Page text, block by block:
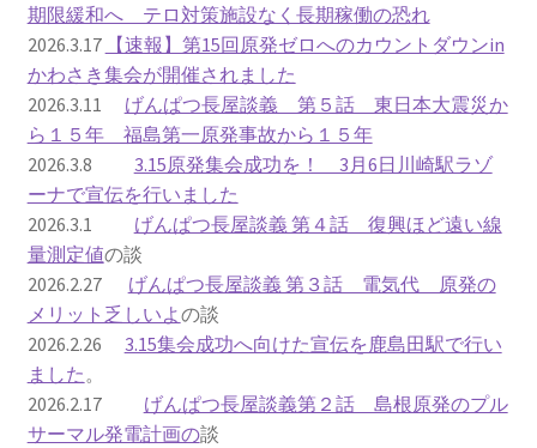
ギャラリー_2025.3.23
ギャラリー_2026.3.15
原発ゼロと未来
原発動向
原発 日誌
2022.7.15東電・株主訴訟 経営陣に13兆円賠償命令
2022.8.1 福島第一原発 汚染配管撤去 失敗続きで計画
断念
期限緩和へ テロ対策施設なく長期稼働の恐れ
2026.3.17
【速報】第15回原発ゼロへのカウントダウンin
かわさき集会が開催されました
2026.3.11 げんぱつ長屋談義 第５話 東日本大震災か
ら１５年 福島第一原発事故から１５年
2026.3.8 3.15原発集会成功を！ 3月6日川崎駅ラゾ
ーナで宣伝を行いました
2026.3.1 げんぱつ長屋談義 第４話 復興ほど遠い線
量測定値の談
2026.2.27 げんぱつ長屋談義 第３話 電気代 原発の
メリット乏しいよの談
2026.2.26 3.15集会成功へ向けた宣伝を鹿島田駅で行い
ました。
2026.2.17 げんぱつ長屋談義第２話 島根原発のプル
サーマル発電計画の談